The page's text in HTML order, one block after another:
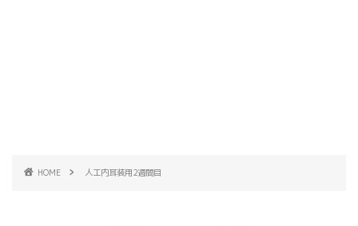
HOME 人工内耳装用2週間目